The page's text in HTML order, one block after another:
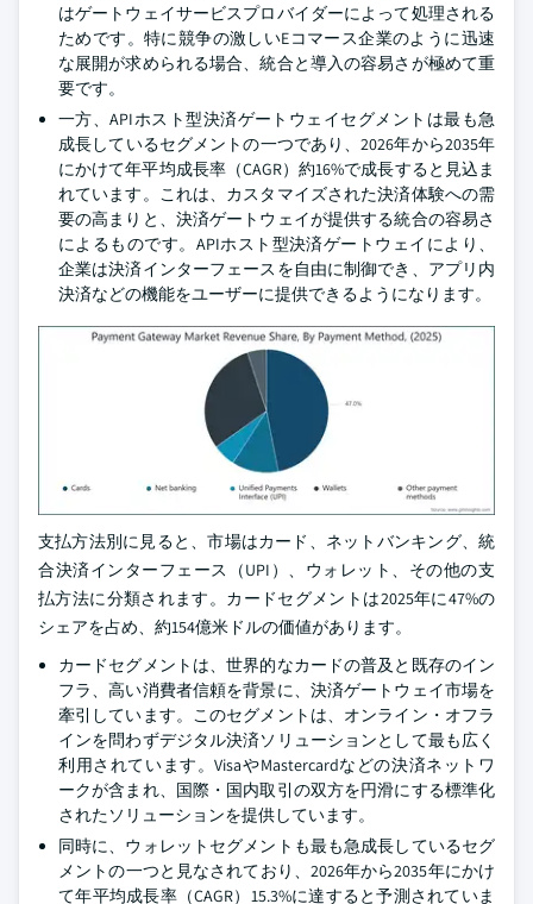
はゲートウェイサービスプロバイダーによって処理される
ためです。特に競争の激しいEコマース企業のように迅速
な展開が求められる場合、統合と導入の容易さが極めて重
要です。
一方、APIホスト型決済ゲートウェイセグメントは最も急
成長しているセグメントの一つであり、2026年から2035年
にかけて年平均成長率（CAGR）約16%で成長すると見込ま
れています。これは、カスタマイズされた決済体験への需
要の高まりと、決済ゲートウェイが提供する統合の容易さ
によるものです。APIホスト型決済ゲートウェイにより、
企業は決済インターフェースを自由に制御でき、アプリ内
決済などの機能をユーザーに提供できるようになります。
支払方法別に見ると、市場はカード、ネットバンキング、統
合決済インターフェース（UPI）、ウォレット、その他の支
払方法に分類されます。カードセグメントは2025年に47%の
シェアを占め、約154億米ドルの価値があります。
カードセグメントは、世界的なカードの普及と既存のイン
フラ、高い消費者信頼を背景に、決済ゲートウェイ市場を
牽引しています。このセグメントは、オンライン・オフラ
インを問わずデジタル決済ソリューションとして最も広く
利用されています。VisaやMastercardなどの決済ネットワ
ークが含まれ、国際・国内取引の双方を円滑にする標準化
されたソリューションを提供しています。
同時に、ウォレットセグメントも最も急成長しているセグ
メントの一つと見なされており、2026年から2035年にかけ
て年平均成長率（CAGR）15.3%に達すると予測されていま